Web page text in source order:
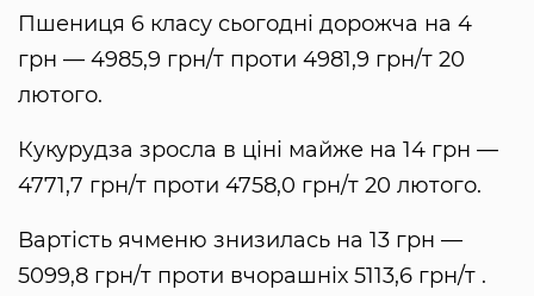
Пшениця 6 класу сьогодні дорожча на 4
грн — 4985,9 грн/т проти 4981,9 грн/т 20
лютого.
Кукурудза зросла в ціні майже на 14 грн —
4771,7 грн/т проти 4758,0 грн/т 20 лютого.
Вартість ячменю знизилась на 13 грн —
5099,8 грн/т проти вчорашніх 5113,6 грн/т .